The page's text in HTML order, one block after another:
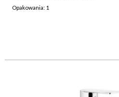
Opakowania: 1